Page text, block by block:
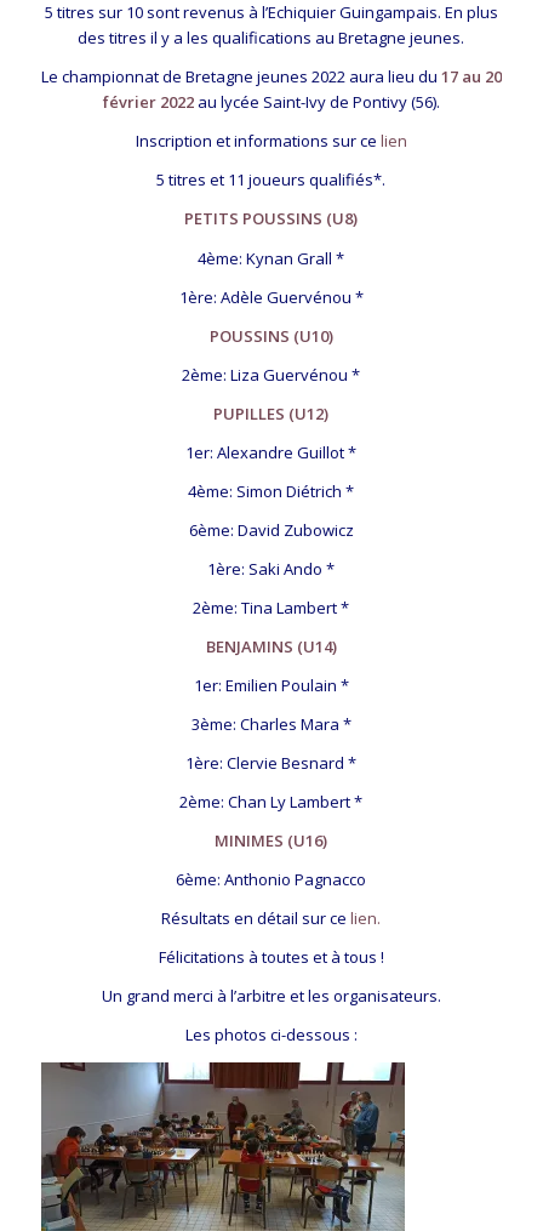
5 titres sur 10 sont revenus à l’Echiquier Guingampais. En plus
des titres il y a les qualifications au Bretagne jeunes.
Le championnat de Bretagne jeunes 2022 aura lieu du 17 au 20
février 2022au lycée Saint-Ivy de Pontivy (56).
Inscription et informations sur ce lien
5 titres et 11 joueurs qualifiés*.
PETITS POUSSINS (U8)
4ème: Kynan Grall *
1ère: Adèle Guervénou *
POUSSINS (U10)
2ème: Liza Guervénou *
PUPILLES (U12)
1er: Alexandre Guillot *
4ème: Simon Diétrich *
6ème: David Zubowicz
1ère: Saki Ando *
2ème: Tina Lambert *
BENJAMINS (U14)
1er: Emilien Poulain *
3ème: Charles Mara *
1ère: Clervie Besnard *
2ème: Chan Ly Lambert *
MINIMES (U16)
6ème: Anthonio Pagnacco
Résultats en détail sur celien.
Félicitations à toutes et à tous !
Un grand merci à l’arbitre et les organisateurs.
Les photos ci-dessous :